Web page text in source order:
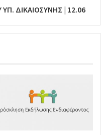
ΔΙΚΑΙΟΣΥΝΗΣ | 12.06